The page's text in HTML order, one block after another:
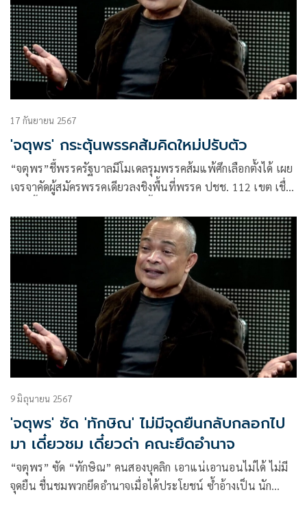
17 กันยายน 2567
'จตุพร' กระตุ้นพรรคส้มคิดใหม่ปรับตัว
“จตุพร”ชี้พรรครัฐบาลมีโมเดลรุมพรรคส้มแพ้ศึกเลือกตั้งได้ เผย
เจรจาคัดผู้สมัครพรรคเดียวลงชิงพื้นที่พรรค ปชช. 112 เขต เชื่อ
สมัครมีฐานเสียงแล้วบวกด้วยคะแนนนิยมของพรรคจะพอเอาตัว
รอดแค่ปกป้องพื้นที่เดิมไว้ได้บ้าง
9 มิถุนายน 2567
'จตุพร' ซัด 'ทักษิณ' ไม่มีจุดยืนกลับกลอกไป
มา เดี๋ยวชม เดี๋ยวด่า คณะยึดอำนาจ
“จตุพร” ซัด “ทักษิณ” คนสองบุคลิก เอาแน่เอานอนไม่ได้ ไม่มี
จุดยืน ชื่นชมพวกยึดอำนาจเมื่อได้ประโยชน์ ซ้ำอ้างเป็น นัก